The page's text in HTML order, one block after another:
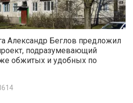
Александр Беглов предложил
подразумевающий
обжитых и удобных по